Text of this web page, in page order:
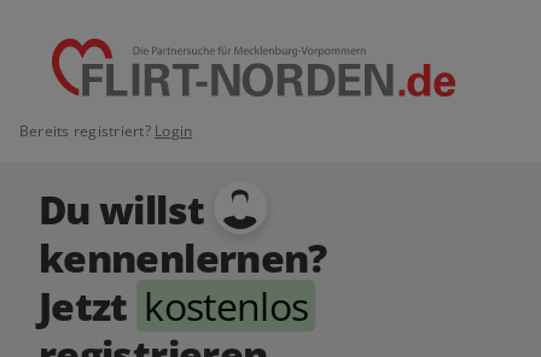
Bereits registriert? Login
Du willst
kennenlernen?
Jetzt kostenlos